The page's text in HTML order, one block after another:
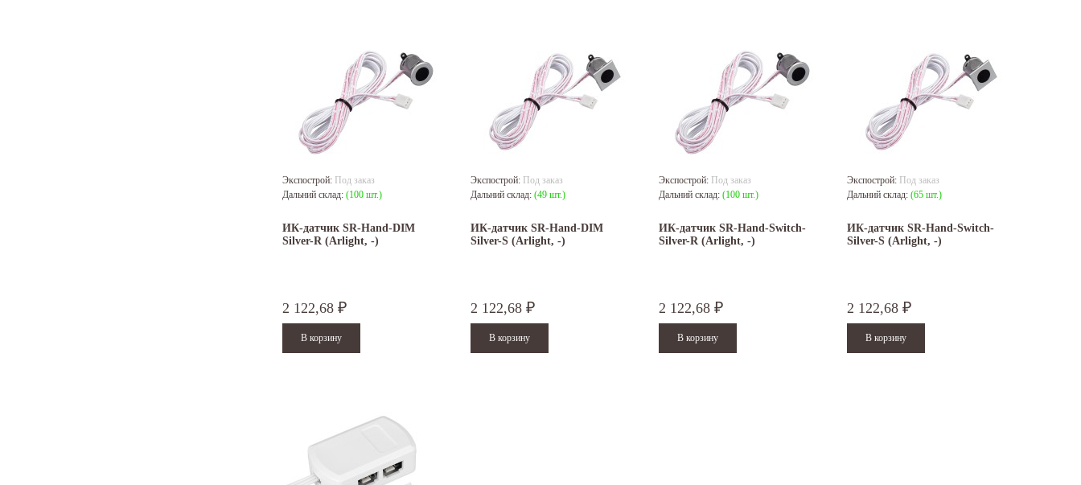
Экспострой: Под заказ
Дальний склад: (100 шт.)
ИК-датчик SR-Hand-DIM
Silver-R (Arlight, -)
2 122,68 ₽
Экспострой: Под заказ
Дальний склад: (49 шт.)
ИК-датчик SR-Hand-DIM
Silver-S (Arlight, -)
2 122,68 ₽
Экспострой: Под заказ
Дальний склад: (100 шт.)
ИК-датчик SR-Hand-Switch-
Silver-R (Arlight, -)
2 122,68 ₽
Экспострой: Под заказ
Дальний склад: (65 шт.)
ИК-датчик SR-Hand-Switch-
Silver-S (Arlight, -)
2 122,68 ₽